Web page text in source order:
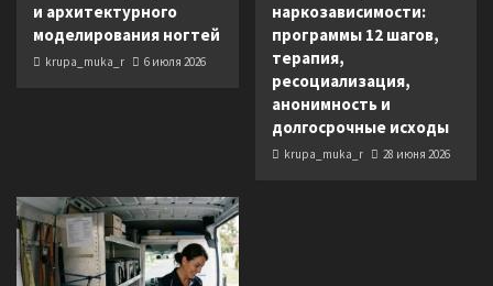
и архитектурного
моделирования ногтей
krupa_muka_r 6 июля 2026
наркозависимости:
программы 12 шагов,
терапия,
ресоциализация,
анонимность и
долгосрочные исходы
krupa_muka_r 28 июня 2026